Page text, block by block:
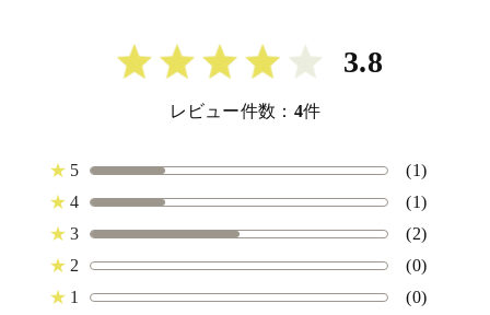
3.8
レビュー件数： 4件
★ 5
(1)
★ 4
(1)
★ 3
(2)
★ 2
(0)
★ 1 (0)